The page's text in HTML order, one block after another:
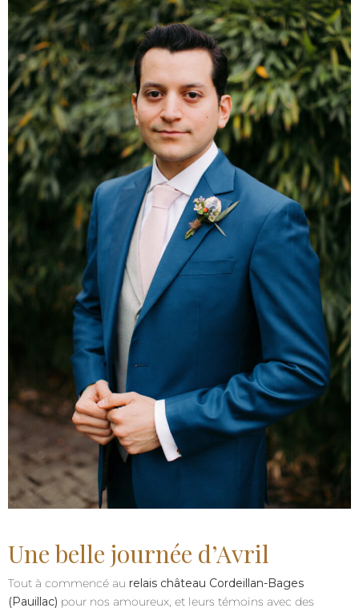
Une belle journée d’Avril
Tout à commencé au relais château Cordeillan-Bages
(Pauillac) pour nos amoureux, et leurs témoins avec des